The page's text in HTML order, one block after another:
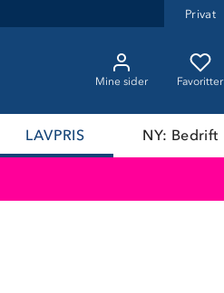
Privat
Mine sider Favoritter
LAVPRIS NY: Bedrift